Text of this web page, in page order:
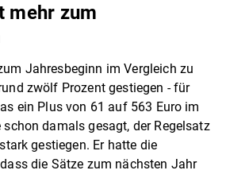
mehr zum
Jahresbeginn im Vergleich zu
zwölf Prozent gestiegen - für
ein Plus von 61 auf 563 Euro im
damals gesagt, der Regelsatz
gestiegen. Er hatte die
die Sätze zum nächsten Jahr